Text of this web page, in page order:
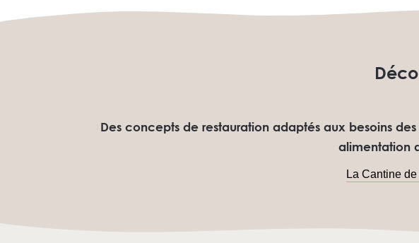
Des concepts de restauration adaptés aux besoins
alimentation
La Cantine